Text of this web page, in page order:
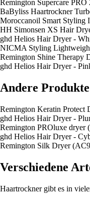
Remington Supercare
BaByliss Haartrockner
Moroccanoil Smart Styling
HH Simonsen XS Hair
ghd Helios Hair Dryer -
NICMA Styling
Remington Shine Therapy
ghd Helios Hair Dryer -
Andere Produkte
Remington Keratin Protect
ghd Helios Hair Dryer -
Remington PROluxe dryer
ghd Helios Hair Dryer -
Remington Silk Dryer
Verschiedene
Haartrockner gibt es in